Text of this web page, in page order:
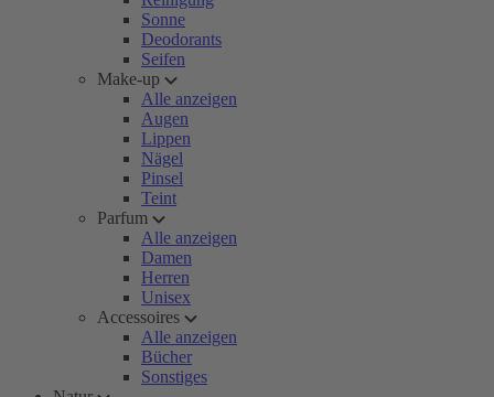
Sonne
Deodorants
Seifen
Make-up
Alle anzeigen
Augen
Lippen
Nägel
Pinsel
Teint
Parfum
Alle anzeigen
Damen
Herren
Unisex
Accessoires
Alle anzeigen
Bücher
Sonstiges